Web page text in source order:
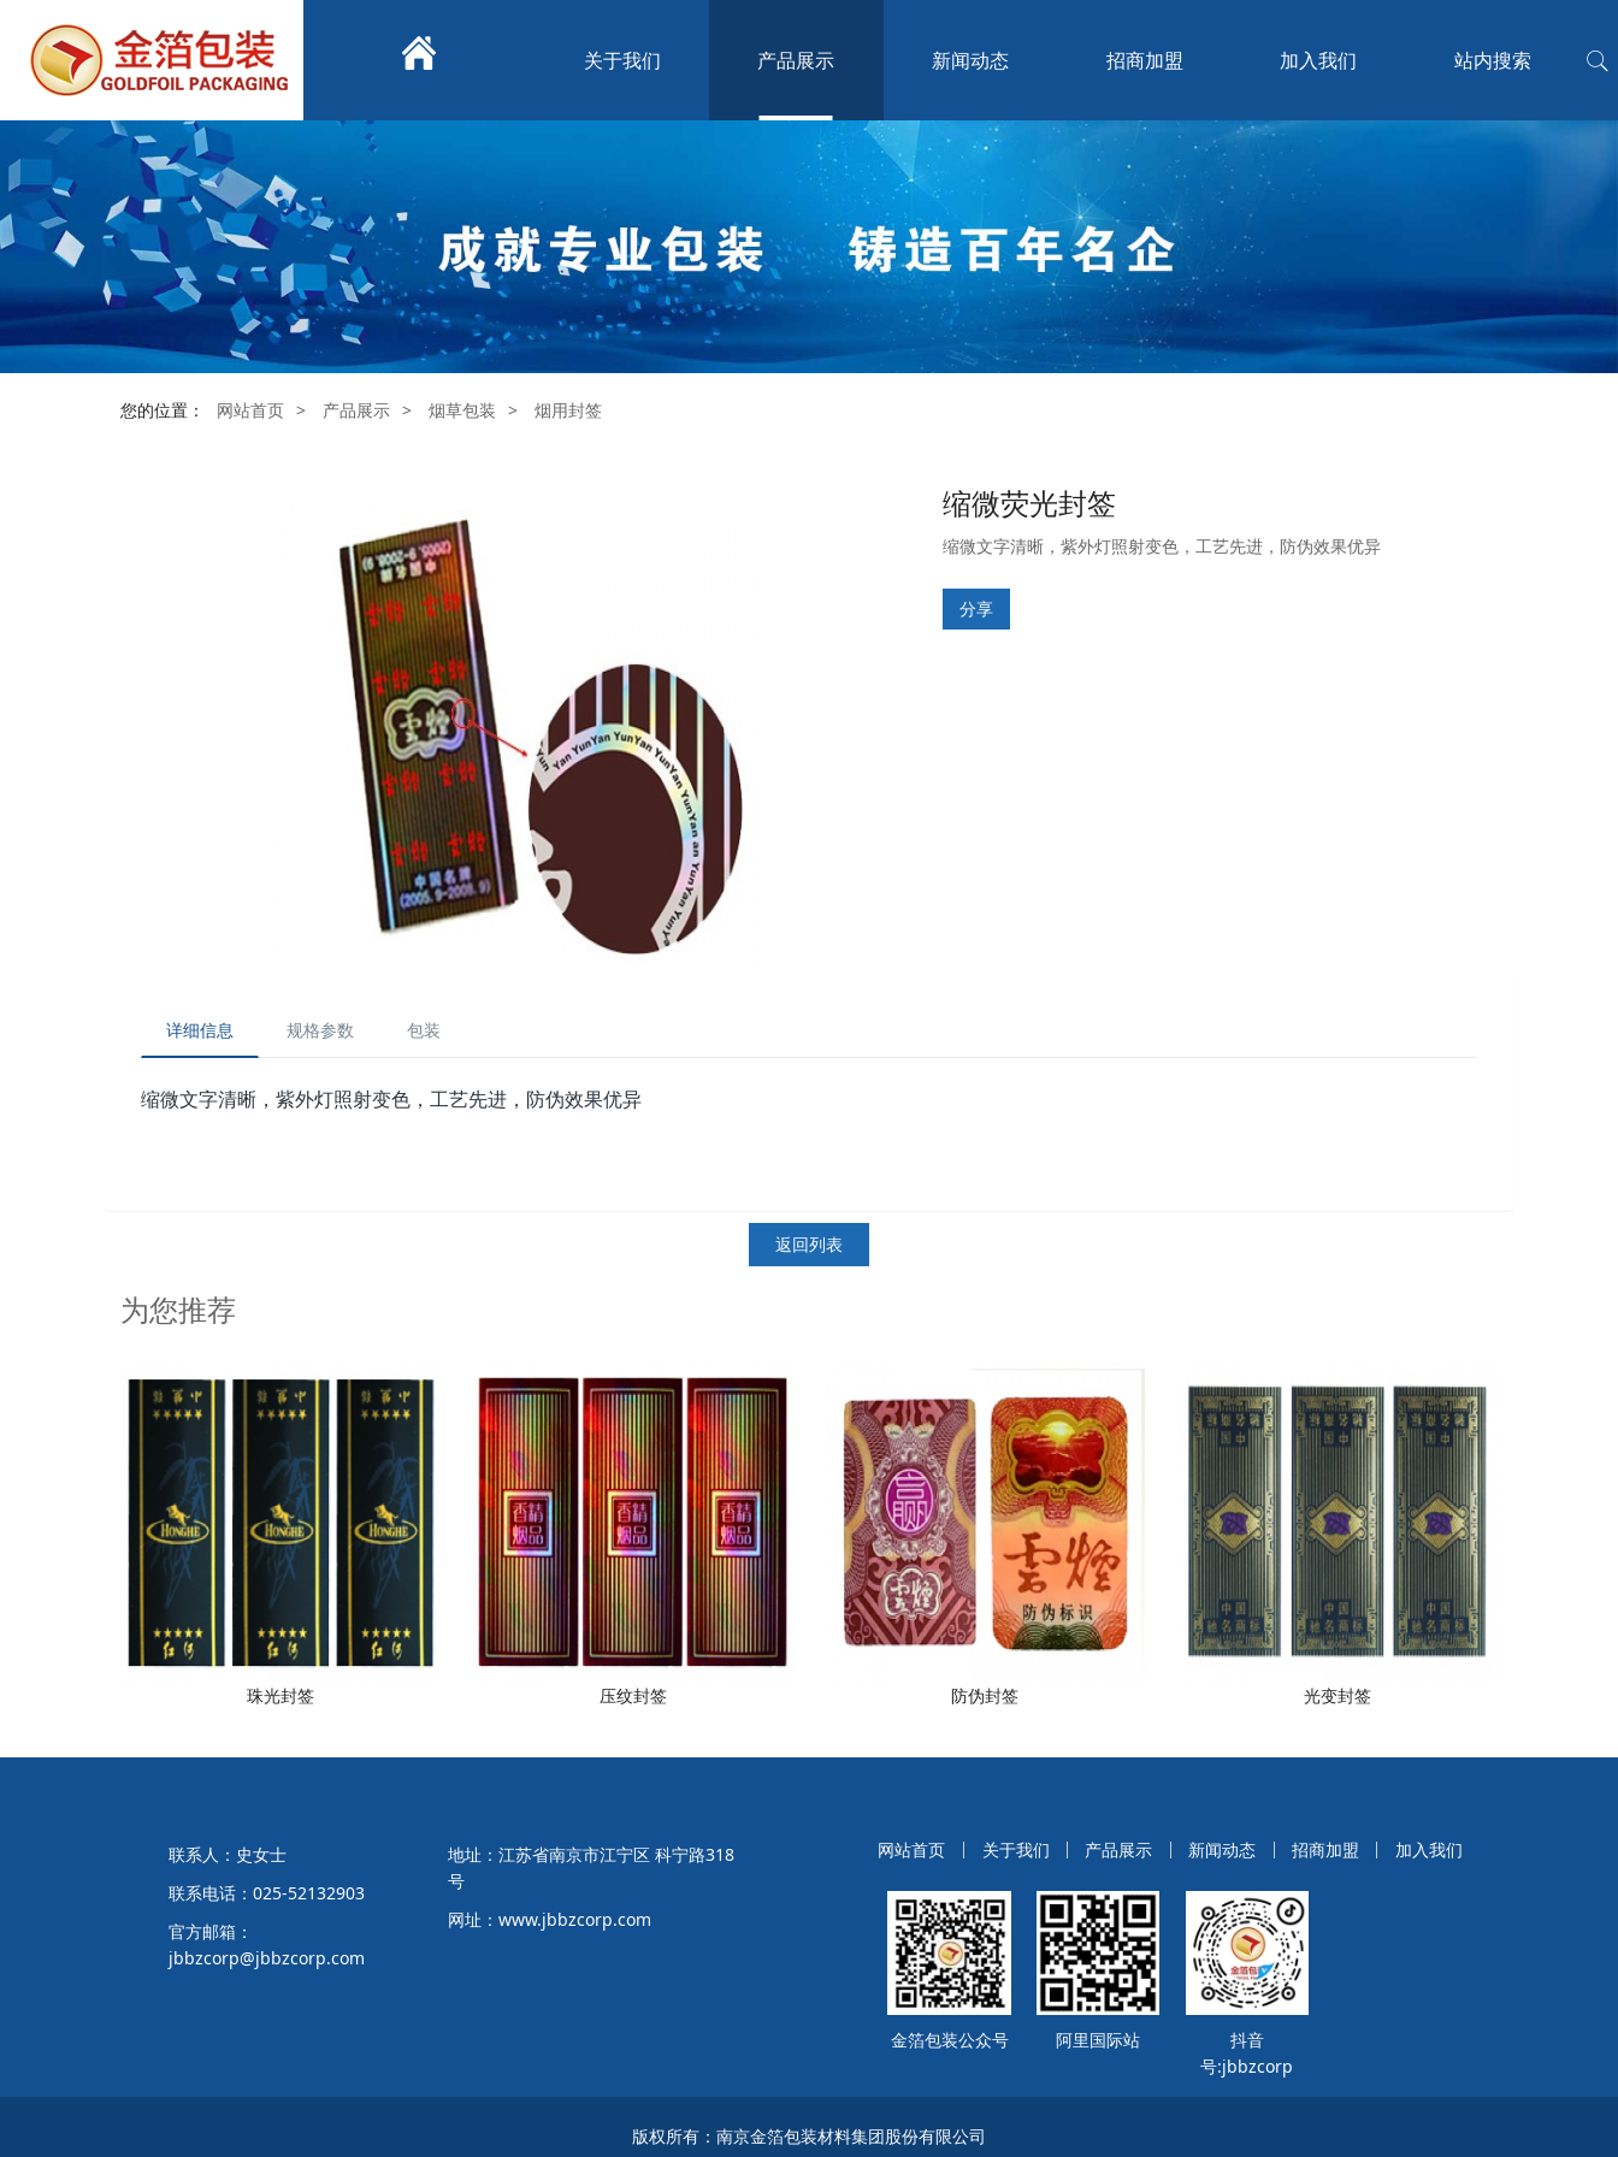
关于我们 产品展示 新闻动态 招商加盟 加入我们 站内搜索
您的位置： 网站首页 > 产品展示 > 烟草包装 > 烟用封签
缩微荧光封签
缩微文字清晰，紫外灯照射变色，工艺先进，防伪效果优异
分享
详细信息 规格参数 包装
缩微文字清晰，紫外灯照射变色，工艺先进，防伪效果优异
返回列表
为您推荐
珠光封签 压纹封签 防伪封签 光变封签
联系人：史女士
联系电话：025-52132903
官方邮箱：
jbbzcorp@jbbzcorp.com
地址：江苏省南京市江宁区 科宁路318
号
网址：www.jbbzcorp.com
网站首页 关于我们 产品展示 新闻动态 招商加盟 加入我们
金箔包装公众号 阿里国际站
抖音
号:jbbzcorp
版权所有：南京金箔包装材料集团股份有限公司